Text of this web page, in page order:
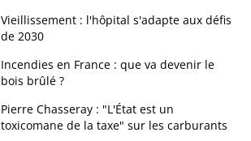
Vieillissement : l'hôpital s'adapte aux défis
de 2030
Incendies en France : que va devenir le
bois brûlé ?
Pierre Chasseray : "L'État est un
toxicomane de la taxe" sur les carburants